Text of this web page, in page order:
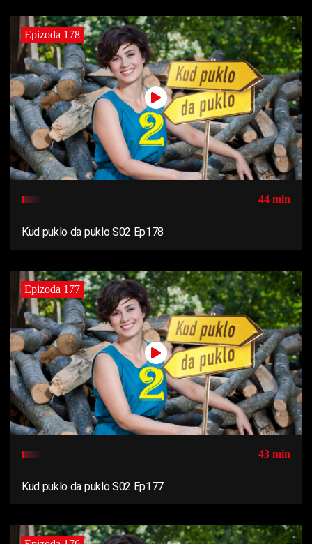
Epizoda 178
44 min
Kud puklo da puklo S02 Ep178
Epizoda 177
43 min
Kud puklo da puklo S02 Ep177